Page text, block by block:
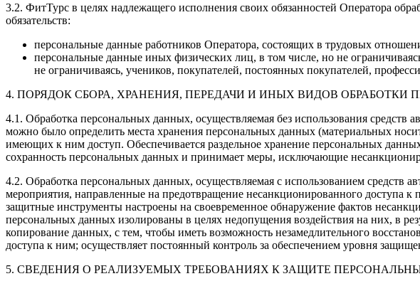
3.2. ФитТурс в целях надлежащего исполнения своих обязанностей Оператора
обязательств:
персональные данные работников Оператора, состоящих в трудовых
персональные данные иных физических лиц, в том числе, но не
не ограничиваясь, учеников, покупателей, постоянных покупателей,
4. ПОРЯДОК СБОРА, ХРАНЕНИЯ, ПЕРЕДАЧИ И ИНЫХ ВИДОВ
4.1. Обработка персональных данных, осуществляемая без использования
можно было определить места хранения персональных данных (материальных
имеющих к ним доступ. Обеспечивается раздельное хранение персональных
сохранность персональных данных и принимает меры, исключающие
4.2. Обработка персональных данных, осуществляемая с использованием
мероприятия, направленные на предотвращение несанкционированного
защитные инструменты настроены на своевременное обнаружение фактов
персональных данных изолированы в целях недопущения воздействия на них, в
копирование данных, с тем, чтобы иметь возможность незамедлительного
доступа к ним; осуществляет постоянный контроль за обеспечением уровня
5. СВЕДЕНИЯ О РЕАЛИЗУЕМЫХ ТРЕБОВАНИЯХ К ЗАЩИТЕ